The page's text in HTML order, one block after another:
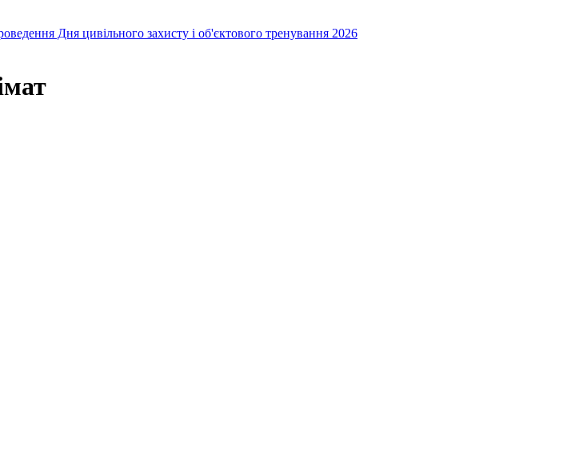
Дня цивільного захисту і об'єктового тренування 2026